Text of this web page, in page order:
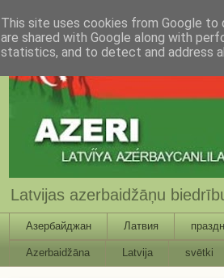
Latvijas azerbaidžāņu
Азербайджан Латвия
Azerbaidžāna Latvija svētki
This site uses cookies from Google to
are shared with Google along with
statistics, and to detect and address